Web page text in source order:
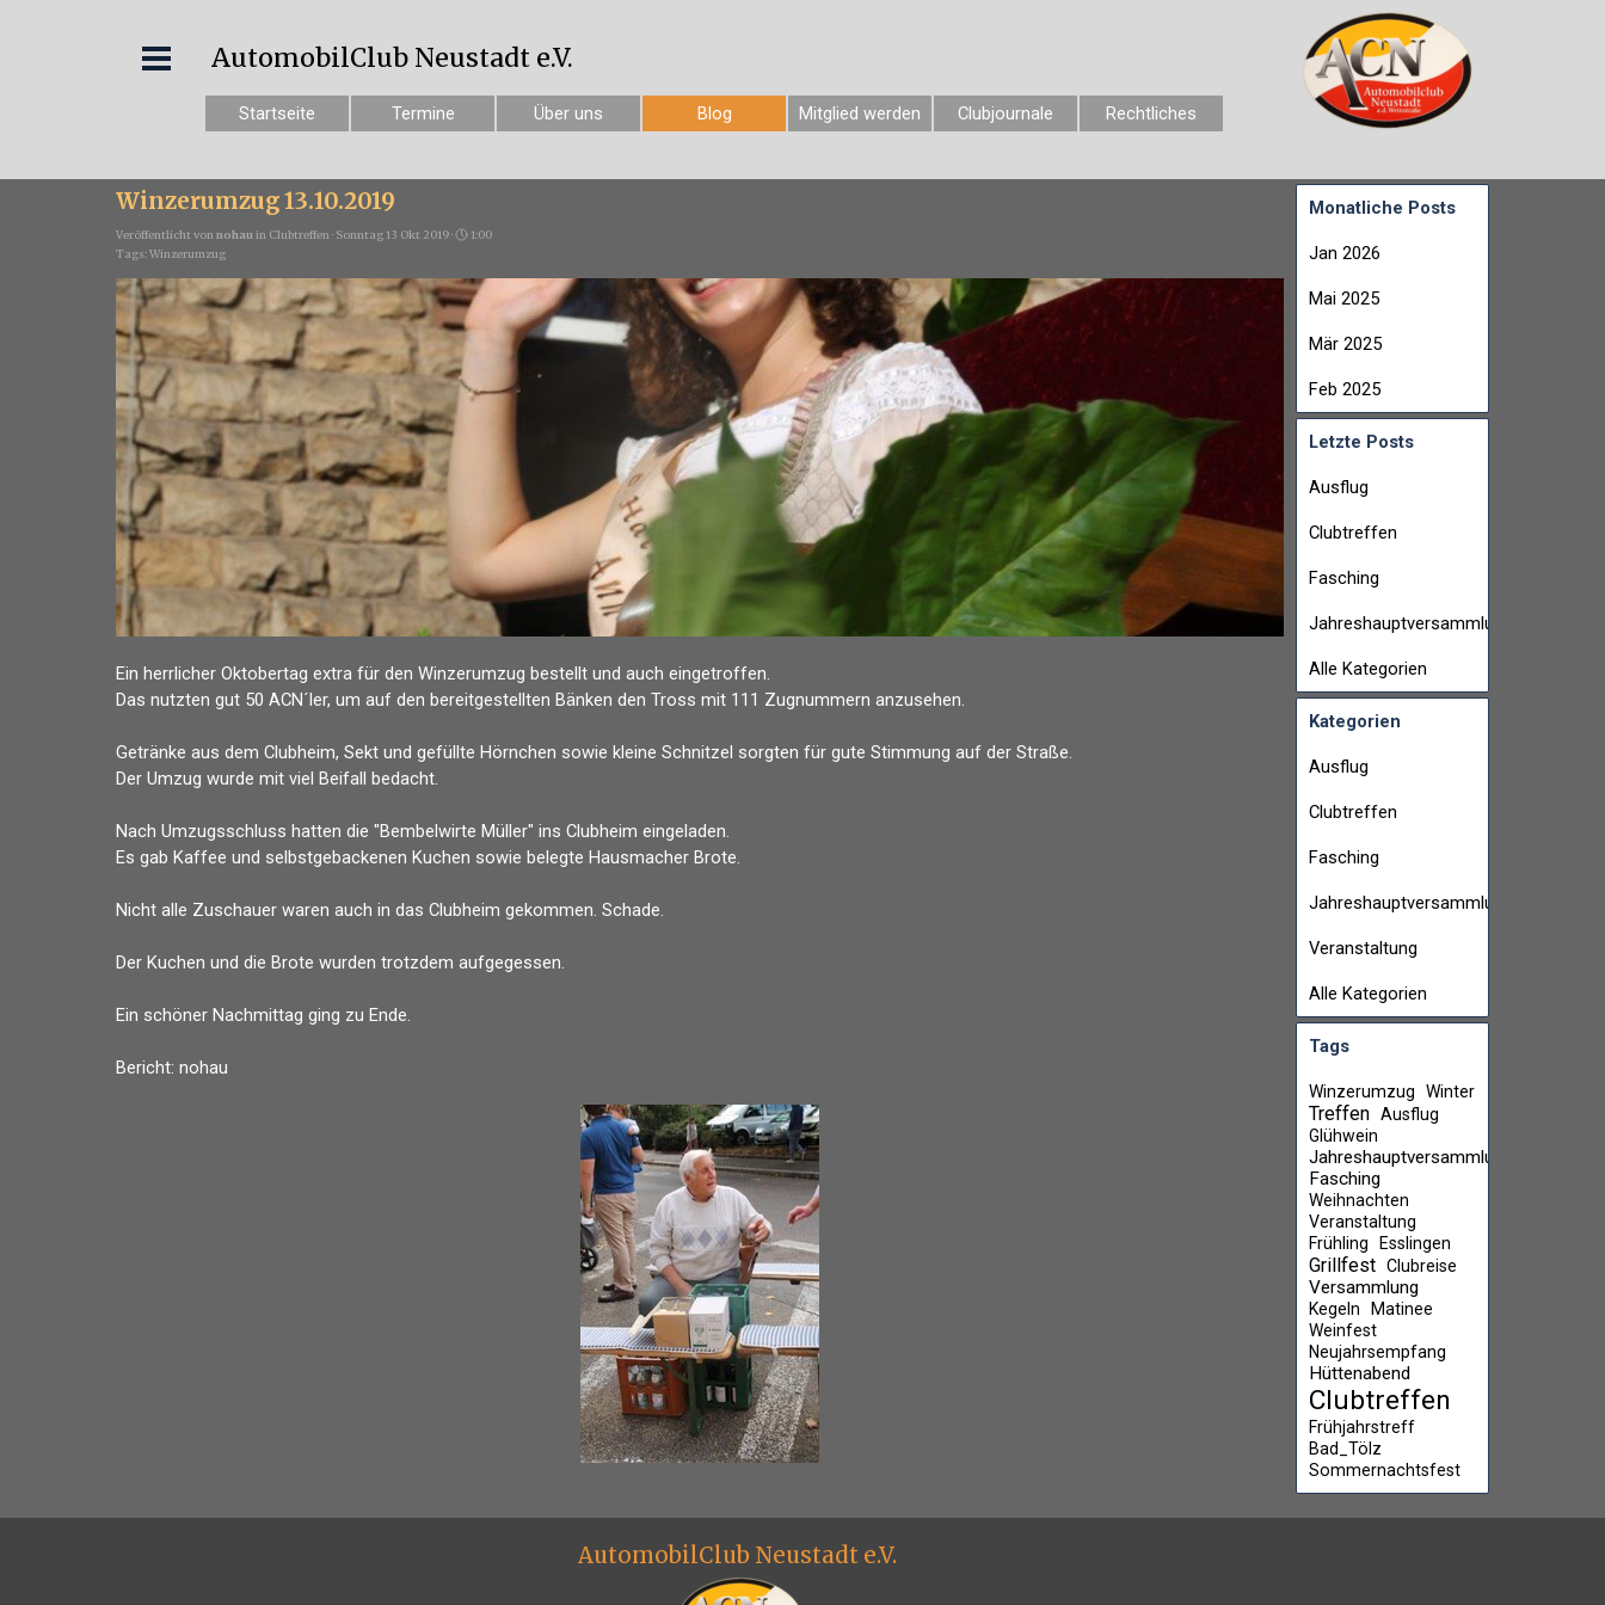
AutomobilClub Neustadt e.V.
Startseite Termine Über uns Blog Mitglied werden Clubjournale Rechtliches
Winzerumzug 13.10.2019
Veröffentlicht von nohauin Clubtreffen · Sonntag 13 Okt 2019 ·
1:00
Tags:Winzerumzug
Ein herrlicher Oktobertag extra für den Winzerumzug bestellt und auch eingetroffen.
Das nutzten gut 50 ACN´ler, um auf den bereitgestellten Bänken den Tross mit 111 Zugnummern anzusehen.
Getränke aus dem Clubheim, Sekt und gefüllte Hörnchen sowie kleine Schnitzel sorgten für gute Stimmung auf der Straße.
Der Umzug wurde mit viel Beifall bedacht.
Nach Umzugsschluss hatten die "Bembelwirte Müller" ins Clubheim eingeladen.
Es gab Kaffee und selbstgebackenen Kuchen sowie belegte Hausmacher Brote.
Nicht alle Zuschauer waren auch in das Clubheim gekommen. Schade.
Der Kuchen und die Brote wurden trotzdem aufgegessen.
Ein schöner Nachmittag ging zu Ende.
Bericht: nohau
Monatliche Posts
Jan 2026
Mai 2025
Mär 2025
Feb 2025
Letzte Posts
Ausflug
Clubtreffen
Fasching
Jahreshauptversammlung
Alle Kategorien
Kategorien
Ausflug
Clubtreffen
Fasching
Jahreshauptversammlung
Veranstaltung
Alle Kategorien
Tags
Winzerumzug Winter
Treffen Ausflug
Glühwein
Jahreshauptversammlung
Fasching
Weihnachten
Veranstaltung
Frühling
Esslingen
Grillfest Clubreise
Versammlung
Kegeln
Matinee
Weinfest
Neujahrsempfang
Hüttenabend
Clubtreffen
Frühjahrstreff
Bad_Tölz
Sommernachtsfest
AutomobilClub Neustadt e.V.